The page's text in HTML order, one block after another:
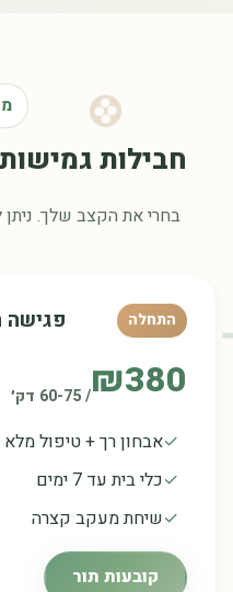
חבילות
בחרי את הקצב שלך. ניתן
התחלה
₪380/ 60-75 דק׳
אבחון רך + טיפול מלא
כלי בית עד 7 ימים
שיחת מעקב קצרה
קובעות תור